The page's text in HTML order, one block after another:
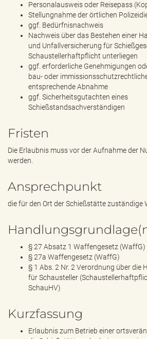
Personalausweis oder Reisepass
Stellungnahme der örtlichen
ggf. Bedürfnisnachweis
Nachweis über das Bestehen einer
und Unfallversicherung für
Schaustellerhaftpflicht unterliegen
ggf. erforderliche Genehmigungen
bau- oder
entsprechende Abnahme
ggf. Sicherheitsgutachten eines
Schießstandsachverständigen
Fristen
Die Erlaubnis muss vor der Aufnahme der
werden.
Ansprechpunkt
die für den Ort der Schießstätte zuständige
§ 27 Absatz 1 Waffengesetz (WaffG)
§ 27a Waffengesetz (WaffG)
§ 1 Abs. 2 Nr. 2 Verordnung über die
für Schausteller
SchauHV)
Kurzfassung
Erlaubnis zum Betrieb einer